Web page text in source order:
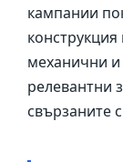
кампании
механични и
релевантни
свързаните